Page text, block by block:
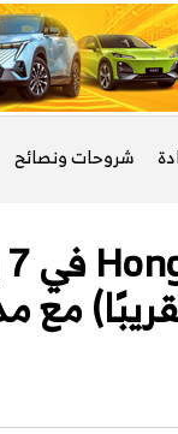
شروحات ونصائح